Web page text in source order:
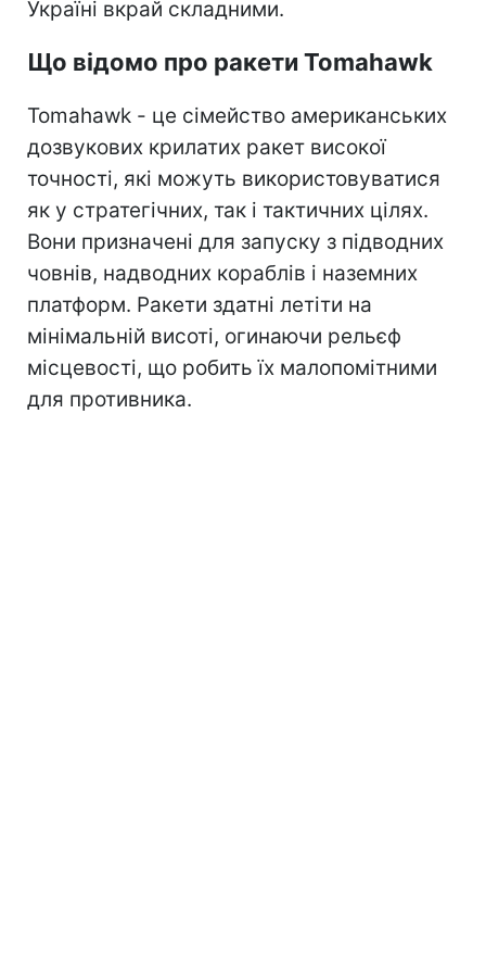
Україні вкрай складними.
Що відомо про ракети Tomahawk
Tomahawk - це сімейство американських
дозвукових крилатих ракет високої
точності, які можуть використовуватися
як у стратегічних, так і тактичних цілях.
Вони призначені для запуску з підводних
човнів, надводних кораблів і наземних
платформ. Ракети здатні летіти на
мінімальній висоті, огинаючи рельєф
місцевості, що робить їх малопомітними
для противника.